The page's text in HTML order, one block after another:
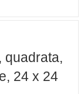
quadrata,
24 x 24